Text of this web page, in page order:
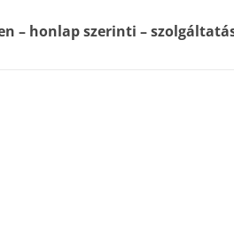
– honlap szerinti –